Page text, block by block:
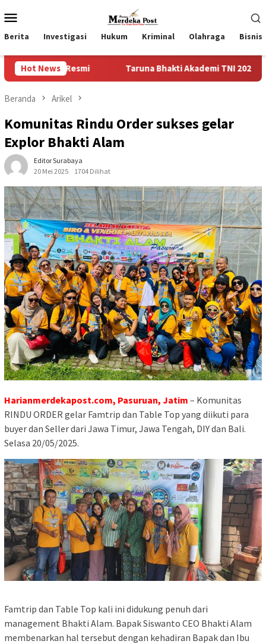
ke
kontenMobile
Berita Investigasi Hukum Kriminal Olahraga Bisnis
Hot News
Taruna Bhakti Akademi TNI 2026 Tanamkan Karakter
Beranda Arikel
Komunitas Rindu Order sukses gelar
Explor Bhakti Alam
Editor Surabaya
20 Mei 2025
1704 Dilihat
Harianmerdekapost.com, Pasuruan, Jatim – Komunitas
RINDU ORDER gelar Famtrip dan Table Top yang diikuti para
buyer dan Seller dari Jawa Timur, Jawa Tengah, DIY dan Bali.
Selasa 20/05/2025.
Famtrip dan Table Top kali ini didukung penuh dari
management Bhakti Alam. Bapak Siswanto CEO Bhakti Alam
membenarkan hal tersebut dengan kehadiran Bapak dan Ibu